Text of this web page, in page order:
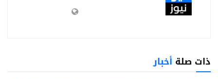
ذات صلة أخبار